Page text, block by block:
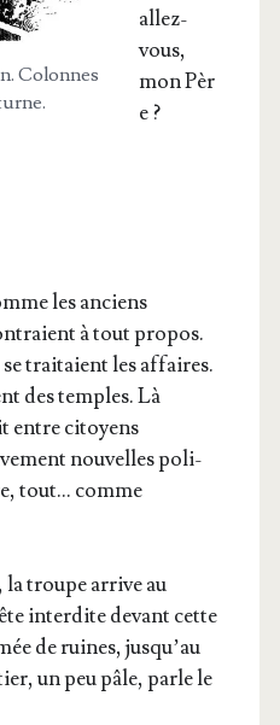
Colonnes
allez-
vous,
mon Pèr
e ?
les anciens
à tout pro­pos.
trai­taient les affaires.
des temples. Là
entre citoyens
nou­velles poli­
tout… comme
la troupe arrive au
inter­dite devant cette
de ruines, jus­qu’au
un peu pâle, parle le